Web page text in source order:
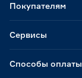
Способы оплаты
Покупателям
Сервисы